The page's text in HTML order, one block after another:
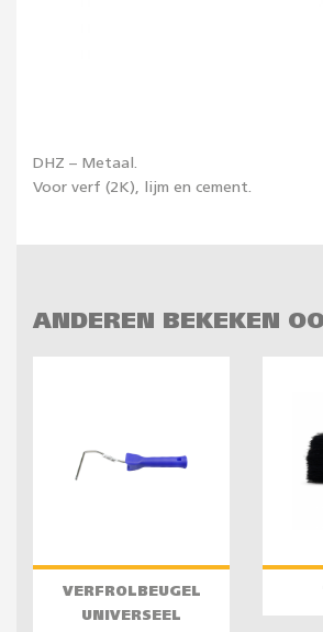
DHZ – Metaal.
Voor verf (2K), lijm en cement.
ANDEREN BEKEKEN
VERFROLBEUGEL
UNIVERSEEL